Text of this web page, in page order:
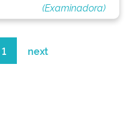
(Examinadora)
1 next